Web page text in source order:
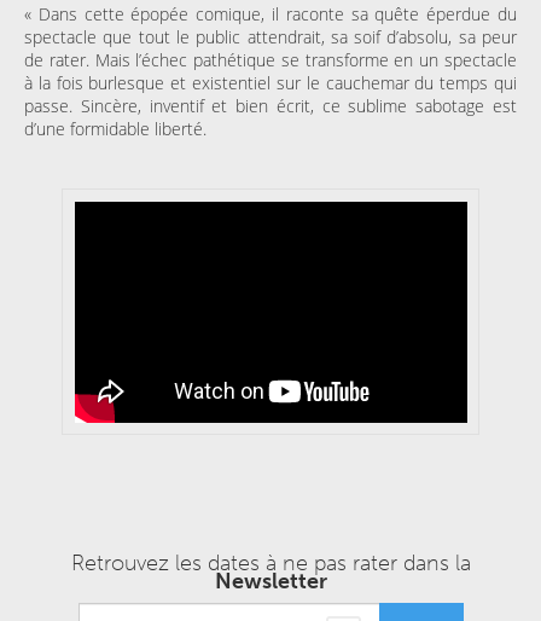
« Dans cette épopée comique, il raconte sa quête éperdue du
spectacle que tout le public attendrait, sa soif d’absolu, sa peur
de rater. Mais l’échec pathétique se transforme en un spectacle
à la fois burlesque et existentiel sur le cauchemar du temps qui
passe. Sincère, inventif et bien écrit, ce sublime sabotage est
d’une formidable liberté.
Retrouvez les dates à ne pas rater dans la
Newsletter